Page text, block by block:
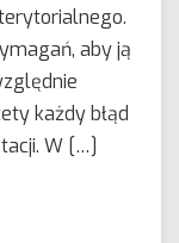
aby ją
każdy błąd
W […]